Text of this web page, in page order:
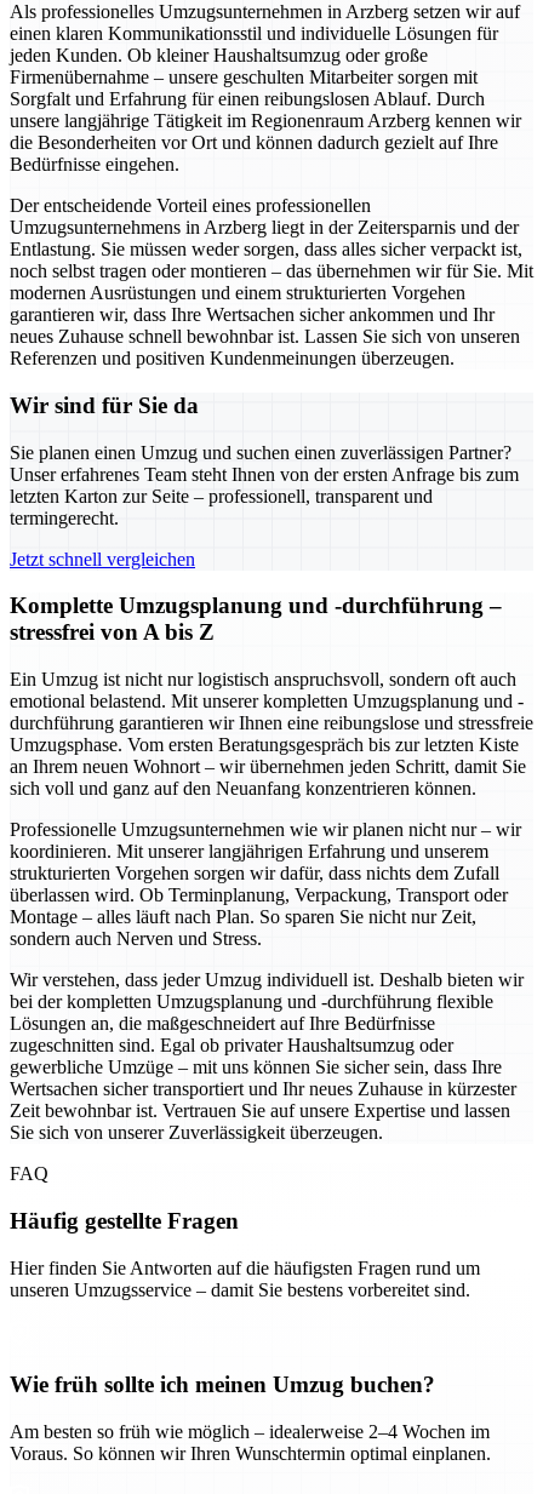
Als professionelles Umzugsunternehmen in Arzberg setzen wir auf
einen klaren Kommunikationsstil und individuelle Lösungen für
jeden Kunden. Ob kleiner Haushaltsumzug oder große
Firmenübernahme – unsere geschulten Mitarbeiter sorgen mit
Sorgfalt und Erfahrung für einen reibungslosen Ablauf. Durch
unsere langjährige Tätigkeit im Regionenraum Arzberg kennen wir
die Besonderheiten vor Ort und können dadurch gezielt auf Ihre
Bedürfnisse eingehen.
Der entscheidende Vorteil eines professionellen
Umzugsunternehmens in Arzberg liegt in der Zeitersparnis und der
Entlastung. Sie müssen weder sorgen, dass alles sicher verpackt ist,
noch selbst tragen oder montieren – das übernehmen wir für Sie. Mit
modernen Ausrüstungen und einem strukturierten Vorgehen
garantieren wir, dass Ihre Wertsachen sicher ankommen und Ihr
neues Zuhause schnell bewohnbar ist. Lassen Sie sich von unseren
Referenzen und positiven Kundenmeinungen überzeugen.
Wir sind für Sie da
Sie planen einen Umzug und suchen einen zuverlässigen Partner?
Unser erfahrenes Team steht Ihnen von der ersten Anfrage bis zum
letzten Karton zur Seite – professionell, transparent und
termingerecht.
Jetzt schnell vergleichen
Komplette Umzugsplanung und -durchführung –
stressfrei von A bis Z
Ein Umzug ist nicht nur logistisch anspruchsvoll, sondern oft auch
emotional belastend. Mit unserer kompletten Umzugsplanung und -
durchführung garantieren wir Ihnen eine reibungslose und stressfreie
Umzugsphase. Vom ersten Beratungsgespräch bis zur letzten Kiste
an Ihrem neuen Wohnort – wir übernehmen jeden Schritt, damit Sie
sich voll und ganz auf den Neuanfang konzentrieren können.
Professionelle Umzugsunternehmen wie wir planen nicht nur – wir
koordinieren. Mit unserer langjährigen Erfahrung und unserem
strukturierten Vorgehen sorgen wir dafür, dass nichts dem Zufall
überlassen wird. Ob Terminplanung, Verpackung, Transport oder
Montage – alles läuft nach Plan. So sparen Sie nicht nur Zeit,
sondern auch Nerven und Stress.
Wir verstehen, dass jeder Umzug individuell ist. Deshalb bieten wir
bei der kompletten Umzugsplanung und -durchführung flexible
Lösungen an, die maßgeschneidert auf Ihre Bedürfnisse
zugeschnitten sind. Egal ob privater Haushaltsumzug oder
gewerbliche Umzüge – mit uns können Sie sicher sein, dass Ihre
Wertsachen sicher transportiert und Ihr neues Zuhause in kürzester
Zeit bewohnbar ist. Vertrauen Sie auf unsere Expertise und lassen
Sie sich von unserer Zuverlässigkeit überzeugen.
FAQ
Häufig gestellte Fragen
Hier finden Sie Antworten auf die häufigsten Fragen rund um
unseren Umzugsservice – damit Sie bestens vorbereitet sind.
Wie früh sollte ich meinen Umzug buchen?
Am besten so früh wie möglich – idealerweise 2–4 Wochen im
Voraus. So können wir Ihren Wunschtermin optimal einplanen.